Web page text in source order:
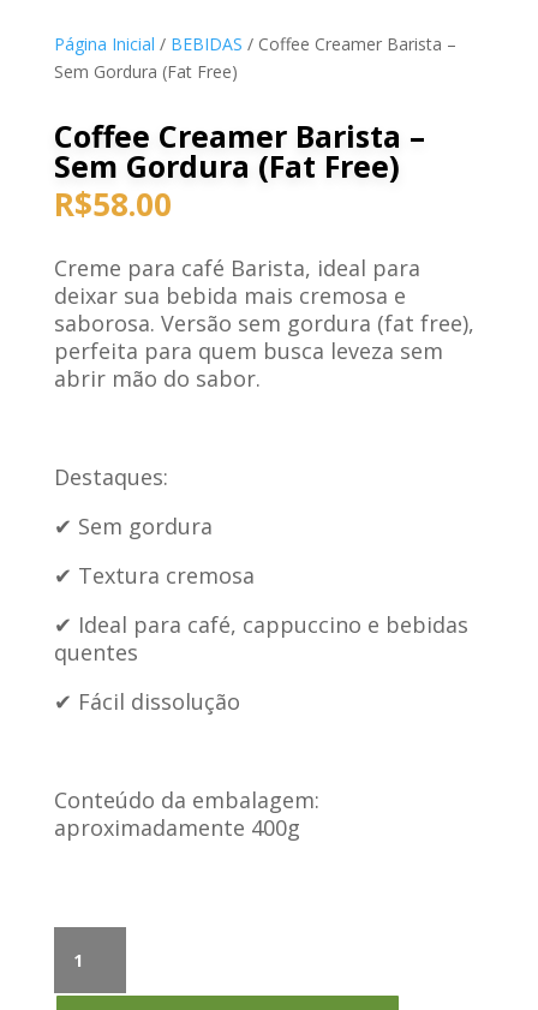
Página Inicial / BEBIDAS / Coffee Creamer Barista –
Sem Gordura (Fat Free)
Coffee Creamer Barista –
Sem Gordura (Fat Free)
R$58.00
Creme para café Barista, ideal para
deixar sua bebida mais cremosa e
saborosa. Versão sem gordura (fat free),
perfeita para quem busca leveza sem
abrir mão do sabor.
Destaques:
✔ Sem gordura
✔ Textura cremosa
✔ Ideal para café, cappuccino e bebidas
quentes
✔ Fácil dissolução
Conteúdo da embalagem:
aproximadamente 400g
Creamer
Barista